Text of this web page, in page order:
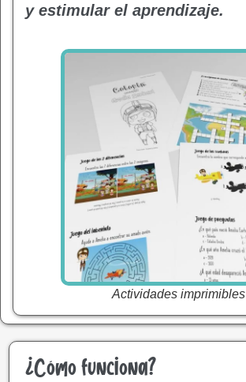
y estimular el aprendizaje.
Actividades imprimibles
¿Cómo funciona?